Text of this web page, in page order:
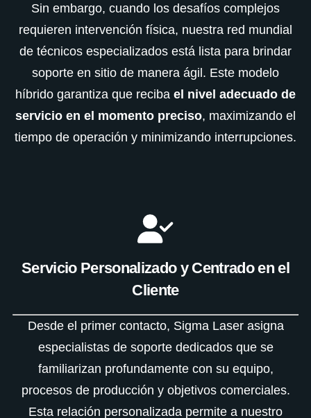
Sin embargo, cuando los desafíos complejos
requieren intervención física, nuestra red mundial
de técnicos especializados está lista para brindar
soporte en sitio de manera ágil. Este modelo
híbrido garantiza que reciba el nivel adecuado de
servicio en el momento preciso, maximizando el
tiempo de operación y minimizando interrupciones.
Servicio Personalizado y Centrado en el
Cliente
Desde el primer contacto, Sigma Laser asigna
especialistas de soporte dedicados que se
familiarizan profundamente con su equipo,
procesos de producción y objetivos comerciales.
Esta relación personalizada permite a nuestro